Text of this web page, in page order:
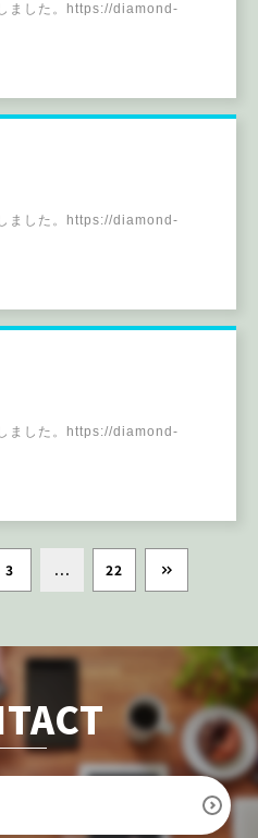
ました。https://diamond-
ました。https://diamond-
ました。https://diamond-
3 ... 22